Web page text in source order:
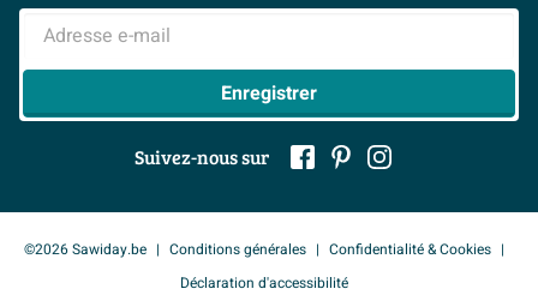
> Inspiration salle de bains
> Tout sur nos showrooms
Adresse e-mail
Enregistrer
Suivez-nous sur
©2026 Sawiday.be Conditions générales
Confidentialité & Cookies
Déclaration d'accessibilité